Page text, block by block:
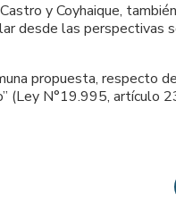
y Coyhaique,
desde las perspectivas
propuesta, respecto
(Ley N°19.995, artículo